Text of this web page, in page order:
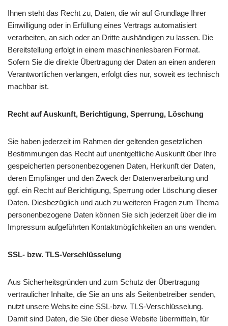
Ihnen steht das Recht zu, Daten, die wir auf Grundlage Ihrer
Einwilligung oder in Erfüllung eines Vertrags automatisiert
verarbeiten, an sich oder an Dritte aushändigen zu lassen. Die
Bereitstellung erfolgt in einem maschinenlesbaren Format.
Sofern Sie die direkte Übertragung der Daten an einen anderen
Verantwortlichen verlangen, erfolgt dies nur, soweit es technisch
machbar ist.
Recht auf Auskunft, Berichtigung, Sperrung, Löschung
Sie haben jederzeit im Rahmen der geltenden gesetzlichen
Bestimmungen das Recht auf unentgeltliche Auskunft über Ihre
gespeicherten personenbezogenen Daten, Herkunft der Daten,
deren Empfänger und den Zweck der Datenverarbeitung und
ggf. ein Recht auf Berichtigung, Sperrung oder Löschung dieser
Daten. Diesbezüglich und auch zu weiteren Fragen zum Thema
personenbezogene Daten können Sie sich jederzeit über die im
Impressum aufgeführten Kontaktmöglichkeiten an uns wenden.
SSL- bzw. TLS-Verschlüsselung
Aus Sicherheitsgründen und zum Schutz der Übertragung
vertraulicher Inhalte, die Sie an uns als Seitenbetreiber senden,
nutzt unsere Website eine SSL-bzw. TLS-Verschlüsselung.
Damit sind Daten, die Sie über diese Website übermitteln, für